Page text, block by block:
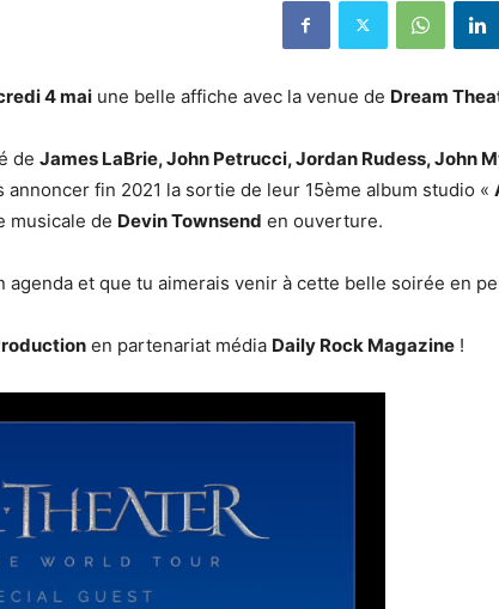
4 mai une belle affiche avec la venue de Dream
de James LaBrie, John Petrucci, Jordan Rudess, John
fin 2021 la sortie de leur 15ème album studio «
musicale de Devin Townsend en ouverture.
agenda et que tu aimerais venir à cette belle soirée en
en partenariat média Daily Rock Magazine !